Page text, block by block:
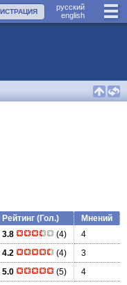
руccкий
english
Рейтинг (Гол.)
Мнений
3.8 (4)
4
4.2 (4)
3
5.0 (5)
4